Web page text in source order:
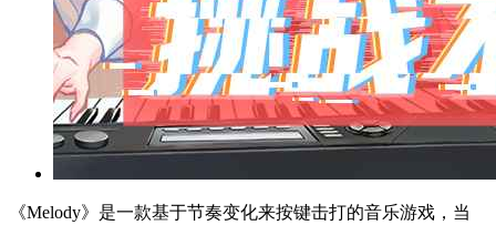
《Melody》是一款基于节奏变化来按键击打的音乐游戏，当